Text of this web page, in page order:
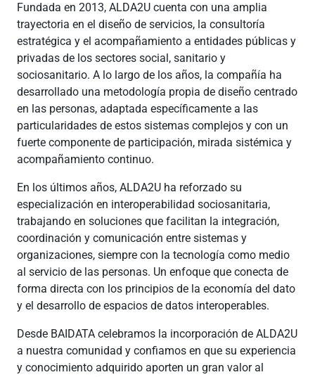
Fundada en 2013, ALDA2U cuenta con una amplia
trayectoria en el diseño de servicios, la consultoría
estratégica y el acompañamiento a entidades públicas y
privadas de los sectores social, sanitario y
sociosanitario. A lo largo de los años, la compañía ha
desarrollado una metodología propia de diseño centrado
en las personas, adaptada específicamente a las
particularidades de estos sistemas complejos y con un
fuerte componente de participación, mirada sistémica y
acompañamiento continuo.
En los últimos años, ALDA2U ha reforzado su
especialización en interoperabilidad sociosanitaria,
trabajando en soluciones que facilitan la integración,
coordinación y comunicación entre sistemas y
organizaciones, siempre con la tecnología como medio
al servicio de las personas. Un enfoque que conecta de
forma directa con los principios de la economía del dato
y el desarrollo de espacios de datos interoperables.
Desde BAIDATA celebramos la incorporación de ALDA2U
a nuestra comunidad y confiamos en que su experiencia
y conocimiento adquirido aporten un gran valor al